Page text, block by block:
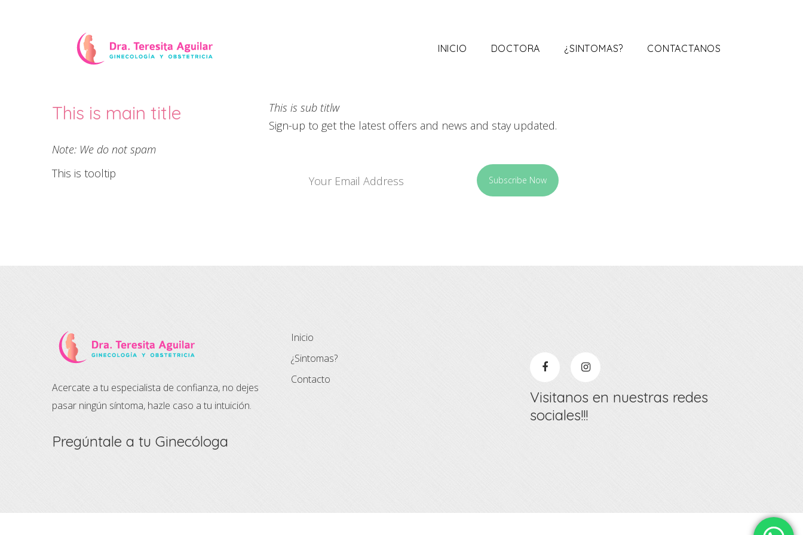
INICIO DOCTORA ¿SINTOMAS? CONTACTANOS
Test Home
This is sub titlw
This is main title
Sign-up to get the latest offers and news and stay updated.
Note: We do not spam
This is tooltip
Acercate a tu especialista de confianza, no dejes
pasar ningún síntoma, hazle caso a tu intuición.
Pregúntale a tu Ginecóloga
Inicio
¿Sintomas?
Contacto
Visitanos en nuestras redes
sociales!!!